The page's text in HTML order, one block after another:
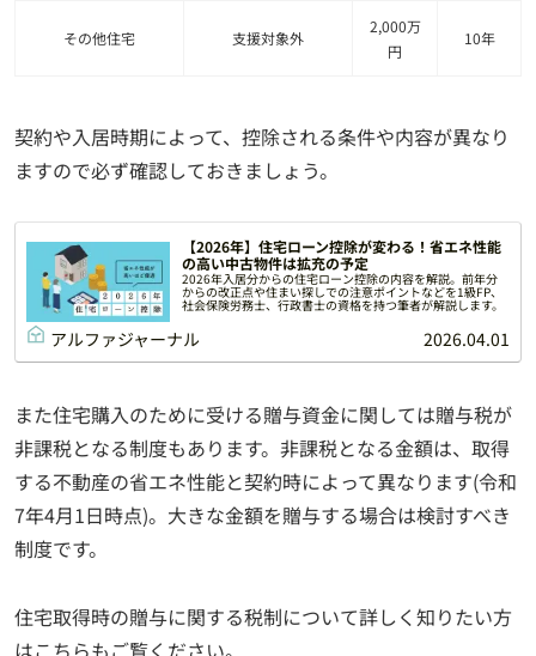
その他住宅 支援対象外
2,000万
円
10年
契約や入居時期によって、控除される条件や内容が異なり
ますので必ず確認しておきましょう。
【2026年】住宅ローン控除が変わる！省エネ性能
の高い中古物件は拡充の予定
2026年入居分からの住宅ローン控除の内容を解説。前年分
からの改正点や住まい探しでの注意ポイントなどを1級FP、
社会保険労務士、行政書士の資格を持つ筆者が解説します。
アルファジャーナル 2026.04.01
また住宅購入のために受ける贈与資金に関しては贈与税が
非課税となる制度もあります。非課税となる金額は、取得
する不動産の省エネ性能と契約時によって異なります(令和
7年4月1日時点)。大きな金額を贈与する場合は検討すべき
制度です。
住宅取得時の贈与に関する税制について詳しく知りたい方
はこちらもご覧ください。